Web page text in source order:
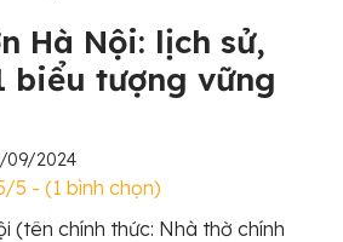
Hà Nội: lịch sử,
biểu tượng vững
09/2024
5 - (1 bình chọn)
(tên chính thức: Nhà thờ chính